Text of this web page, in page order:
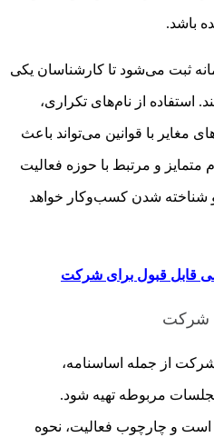
باشد.
ثبت می‌شود تا کارشناسان یکی
استفاده از نام‌های تکراری،
مغایر با قوانین می‌تواند باعث
و مرتبط با حوزه فعالیت
شدن کسب‌وکار خواهد
قابل قبول برای شرکت
از جمله اساسنامه،
مربوطه تهیه شود.
و چارچوب فعالیت، نحوه